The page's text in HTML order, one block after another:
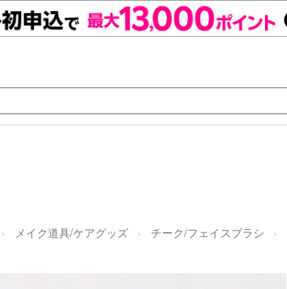
メイク道具/ケアグッズ チーク/フェイスブラシ